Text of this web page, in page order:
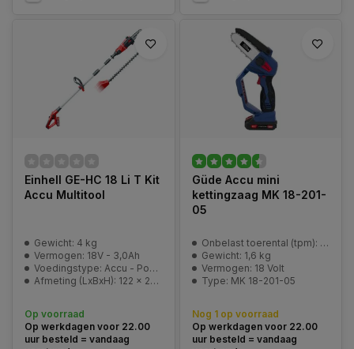
Einhell GE-HC 18 Li T Kit
Accu Multitool
Gewicht: 4 kg
Vermogen: 18V - 3,0Ah
Voedingstype: Accu - Power-X-Change
Afmeting (LxBxH): 122 x 21 x 12 cm (verpakking)
Op voorraad
Op werkdagen voor 22.00
uur besteld = vandaag
Güde Accu mini
kettingzaag MK 18-201-
05
Onbelast toerental (tpm): 3000 /min
Gewicht: 1,6 kg
Vermogen: 18 Volt
Type: MK 18-201-05
Nog 1 op voorraad
Op werkdagen voor 22.00
uur besteld = vandaag